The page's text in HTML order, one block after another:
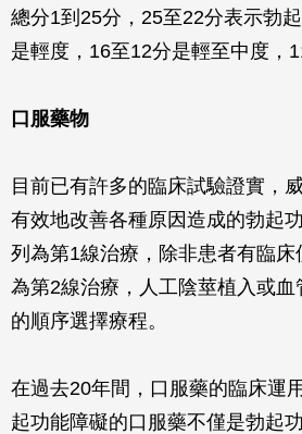
總分1到25分，25至22分表示勃
是輕度，16至12分是輕至中度，
口服藥物
目前已有許多的臨床試驗證實，
有效地改善各種原因造成的勃起
列為第1線治療，除非患者有臨
為第2線治療，人工陰莖植入或血
的順序選擇療程。
在過去20年間，口服藥的臨床運
起功能障礙的口服藥不僅是勃起